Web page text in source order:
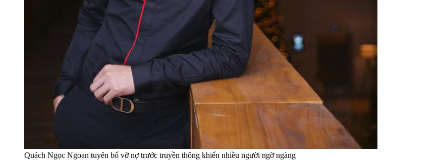
Quách Ngọc Ngoan tuyên bố vỡ nợ trước truyền thông khiến nhiều người ngỡ ngàng